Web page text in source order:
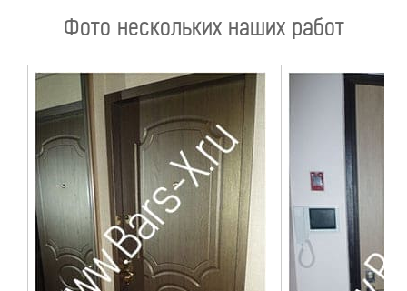
Фото нескольких наших работ